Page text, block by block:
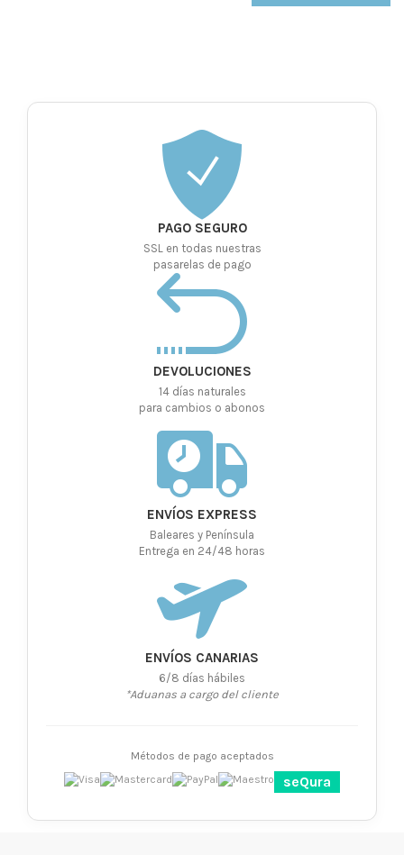
PAGO SEGURO
SSL en todas nuestras
pasarelas de pago
DEVOLUCIONES
14 días naturales
para cambios o abonos
ENVÍOS EXPRESS
Baleares y Península
Entrega en 24/48 horas
ENVÍOS CANARIAS
6/8 días hábiles
*Aduanas a cargo del cliente
Métodos de pago aceptados
seQura